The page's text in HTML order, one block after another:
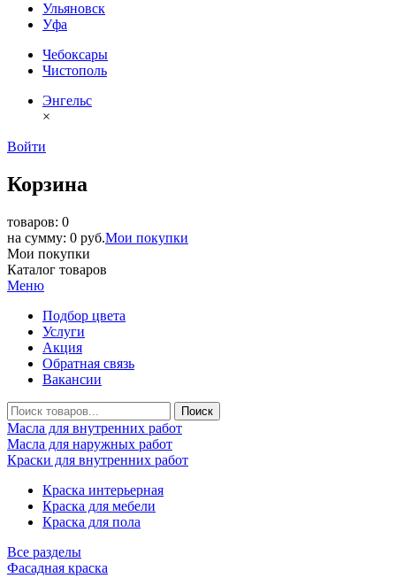
Ульяновск
Уфа
Чебоксары
Чистополь
Энгельс
×
Войти
Корзина
товаров: 0
на сумму: 0 руб.Мои покупки
Мои покупки
Каталог товаров
Меню
Подбор цвета
Услуги
Акция
Обратная связь
Вакансии
Масла для внутренних работ
Масла для наружных работ
Краски для внутренних работ
Краска интерьерная
Краска для мебели
Краска для пола
Все разделы
Фасадная краска